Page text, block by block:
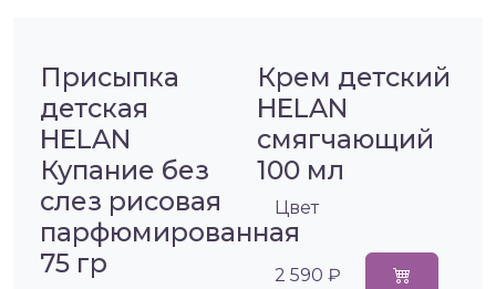
Присыпка
детская
HELAN
Купание без
слез рисовая
парфюмированная
75 гр
Крем детский
HELAN
смягчающий
100 мл
Цвет
2 590 ₽